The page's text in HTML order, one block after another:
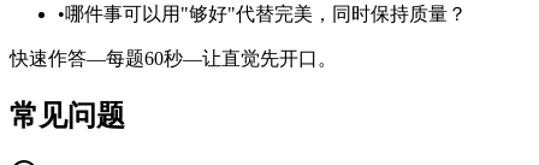
•哪件事可以用"够好"代替完美，同时保持质量？
快速作答—每题60秒—让直觉先开口。
常见问题